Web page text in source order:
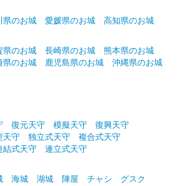
住の書家・井上龍一郎先生による揮毫で、
に手向けられた千羽鶴を使用した再生紙を
入館者1名につき1枚という制限があり、購
ッ……
4月6日を販売開始日とし、2024年まで毎
れる。にっぽん城まつり2022でも販売され
記念御城印・島原城御城印（通常版）セ
県のお城 愛媛県のお城
高知県のお城
県のお城 長崎県のお城
熊本県のお城
県のお城 鹿児島県のお城 沖縄県のお城
復元天守 模擬天守
復興天守
天守 独立式天守
複合式天守
結式天守
連立式天守
海城 湖城 陣屋 チャシ
グスク